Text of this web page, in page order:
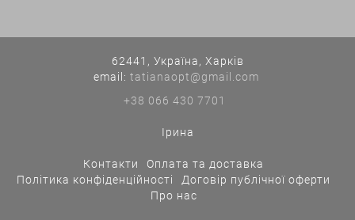
62441, Україна, Харків
еmail: tatianaopt@gmail.com
+38 066 430 7701
Ірина
Контакти
Оплата та доставка
Політика конфіденційності
Договір публічної оферти
Про нас